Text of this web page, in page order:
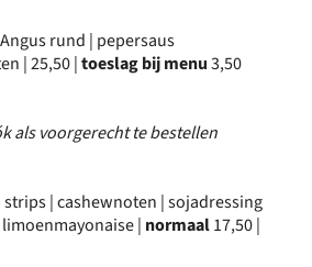
rund | pepersaus
| 25,50 |toeslag bij menu3,50
als voorgerecht te bestellen
| cashewnoten | sojadressing
| normaal17,50 |